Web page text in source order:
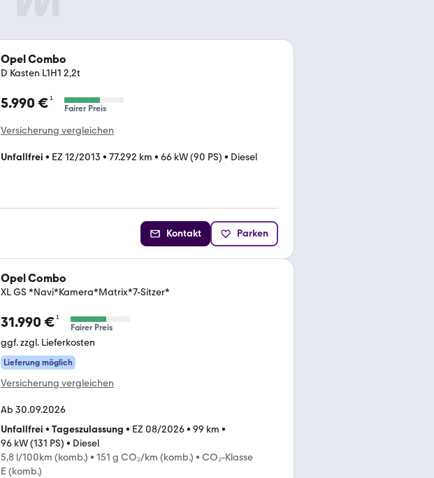
Opel Combo
D Kasten L1H1 2,2t
5.990 €¹
Fairer Preis
Versicherung vergleichen
Unfallfrei • EZ 12/2013 • 77.292 km • 66 kW (90 PS) • Diesel
Kontakt Parken
Opel Combo
XL GS *Navi*Kamera*Matrix*7-Sitzer*
31.990 €¹
Fairer Preis
ggf. zzgl. Lieferkosten
Lieferung möglich
Versicherung vergleichen
Ab 30.09.2026
Unfallfrei • Tageszulassung • EZ 08/2026• 99 km •
96 kW (131 PS) • Diesel
5,8 l/100km (komb.) • 151 g CO₂/km (komb.) • CO₂-Klasse
E (komb.)